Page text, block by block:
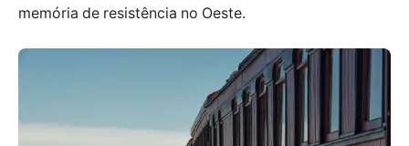
memória de resistência no Oeste.